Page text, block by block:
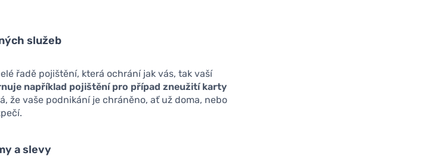
služeb
řadě pojištění, která ochrání jak vás, tak vaší
například pojištění pro případ zneužití karty
že vaše podnikání je chráněno, ať už doma, nebo
a slevy